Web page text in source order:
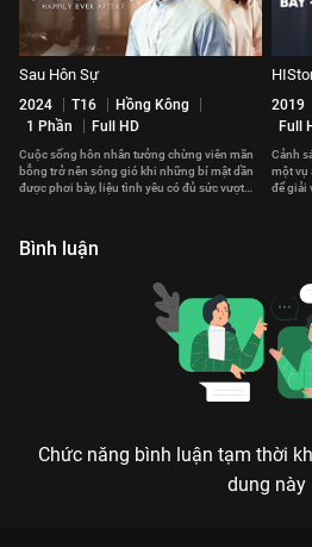
Sau Hôn Sự
2024 T16
Hồng Kông
1 Phần
Full HD
Cuộc sống hôn nhân tưởng chừng viên mãn
bỗng trở nên sóng gió khi những bí mật dần
được phơi bày, liệu tình yêu có đủ sức vượt
2019
Full
Cảnh
một vụ
để giải
Bình luận
Chức năng bình luận tạm thời
dung này